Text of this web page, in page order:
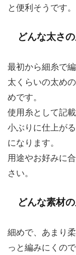
と便利そうです。
どんな太さ
最初から細糸で
太くらいの太め
めです。
使用糸として記
小ぶりに仕上が
になります。
用途やお好みに
さい。
どんな素材
細めで、あまり
っと編みにくの